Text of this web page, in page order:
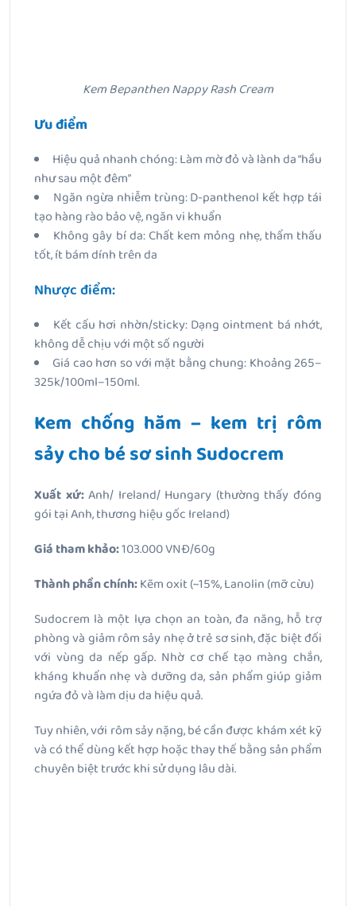
Kem Bepanthen Nappy Rash Cream
Ưu điểm
Hiệu quả nhanh chóng: Làm mờ đỏ và lành da “hầu
như sau một đêm”
Ngăn ngừa nhiễm trùng: D-panthenol kết hợp tái
tạo hàng rào bảo vệ, ngăn vi khuẩn
Không gây bí da: Chất kem mỏng nhẹ, thẩm thấu
tốt, ít bám dính trên da
Nhược điểm:
Kết cấu hơi nhờn/sticky: Dạng ointment bá nhớt,
không dễ chịu với một số người
Giá cao hơn so với mặt bằng chung: Khoảng 265–
325k/100ml–150ml.
Kem chống hăm – kem trị rôm
sảy cho bé sơ sinh Sudocrem
Xuất xứ:Anh/ Ireland/ Hungary (thường thấy đóng
gói tại Anh, thương hiệu gốc Ireland)
Giá tham khảo:103.000 VNĐ/60g
Thành phần chính:Kẽm oxit (~15%, Lanolin (mỡ cừu)
Sudocrem là một lựa chọn an toàn, đa năng, hỗ trợ
phòng và giảm rôm sảy nhẹ ở trẻ sơ sinh, đặc biệt đối
với vùng da nếp gấp. Nhờ cơ chế tạo màng chắn,
kháng khuẩn nhẹ và dưỡng da, sản phẩm giúp giảm
ngứa đỏ và làm dịu da hiệu quả.
Tuy nhiên, với rôm sảy nặng, bé cần được khám xét kỹ
và có thể dùng kết hợp hoặc thay thế bằng sản phẩm
chuyên biệt trước khi sử dụng lâu dài.